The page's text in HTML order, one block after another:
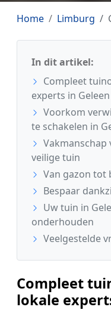
Home Limburg
In dit artikel:
Compleet
experts in Geleen
Voorkom
te schakelen in
Vakmanschap
veilige tuin
Van gazon tot
Bespaar
Uw tuin in
onderhouden
Veelgestelde
Compleet
lokale